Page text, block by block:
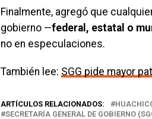
Finalmente, agregó que
gobierno —federal, estatal o
no en especulaciones.
También lee: SGG pide mayor
ARTÍCULOS RELACIONADOS:
SECRETARÍA GENERAL DE GOBIERNO